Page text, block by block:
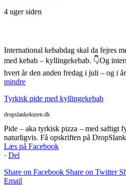
4 uger siden
International kebabdag skal da fejres
med kebab – kyllingekebab. 👇Og
hvert år den anden fredag i juli – og i
mindre
Tyrkisk pide med kyllingekebab
dropslankekuren.dk
Pide – aka tyrkisk pizza – med saftigt
naturligvis. Få opskriften på
Læs på Facebook
· Del
Share on Facebook Share on Twitter
Email